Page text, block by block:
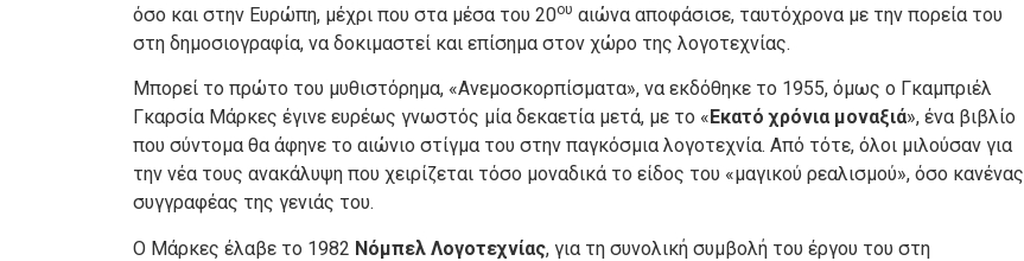
όσο και στην Ευρώπη, μέχρι που στα μέσα του 20ου αιώνα αποφάσισε, ταυτόχρονα με την πορεία του
στη δημοσιογραφία, να δοκιμαστεί και επίσημα στον χώρο της λογοτεχνίας.
Μπορεί το πρώτο του μυθιστόρημα, «Ανεμοσκορπίσματα», να εκδόθηκε το 1955, όμως ο Γκαμπριέλ
Γκαρσία Μάρκες έγινε ευρέως γνωστός μία δεκαετία μετά, με το « Εκατό χρόνια μοναξιά», ένα βιβλίο
που σύντομα θα άφηνε το αιώνιο στίγμα του στην παγκόσμια λογοτεχνία. Από τότε, όλοι μιλούσαν για
την νέα τους ανακάλυψη που χειρίζεται τόσο μοναδικά το είδος του «μαγικού ρεαλισμού», όσο κανένας
συγγραφέας της γενιάς του.
Ο Μάρκες έλαβε το 1982 Νόμπελ Λογοτεχνίας, για τη συνολική συμβολή του έργου του στη